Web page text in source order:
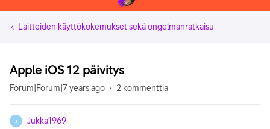
Laitteiden käyttökokemukset sekä ongelmanratkaisu
Apple iOS 12 päivitys
Forum|Forum|7 years ago 2 kommenttia
J Jukka1969